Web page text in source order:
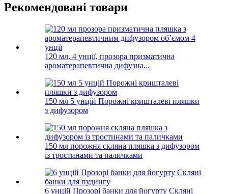
Рекомендовані товари
120 мл, 4 унції, прозора призматична
ароматерапевтична дифузна...
150 мл 5 унцій Порожні кришталеві пляшки
з дифузором
150 мл порожня скляна пляшка з дифузором
із тростинами та паличками
6 унцій Прозорі банки для йогурту Скляні